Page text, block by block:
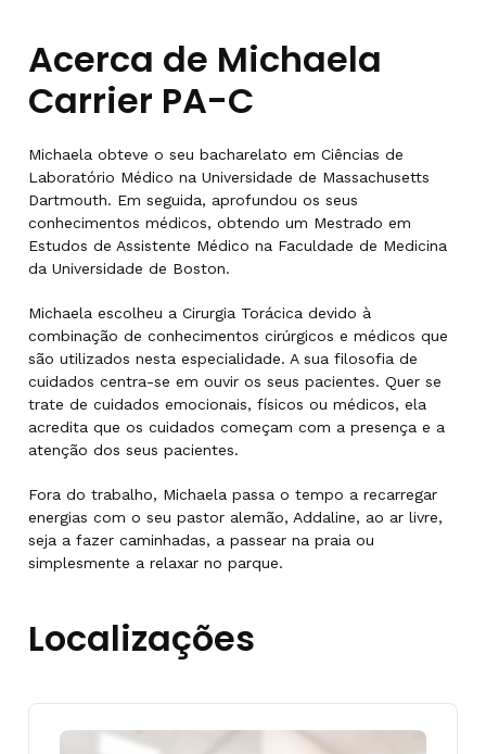
Acerca de Michaela
Carrier PA-C
Michaela obteve o seu bacharelato em Ciências de
Laboratório Médico na Universidade de Massachusetts
Dartmouth. Em seguida, aprofundou os seus
conhecimentos médicos, obtendo um Mestrado em
Estudos de Assistente Médico na Faculdade de Medicina
da Universidade de Boston.
Michaela escolheu a Cirurgia Torácica devido à
combinação de conhecimentos cirúrgicos e médicos que
são utilizados nesta especialidade. A sua filosofia de
cuidados centra-se em ouvir os seus pacientes. Quer se
trate de cuidados emocionais, físicos ou médicos, ela
acredita que os cuidados começam com a presença e a
atenção dos seus pacientes.
Fora do trabalho, Michaela passa o tempo a recarregar
energias com o seu pastor alemão, Addaline, ao ar livre,
seja a fazer caminhadas, a passear na praia ou
simplesmente a relaxar no parque.
Localizações